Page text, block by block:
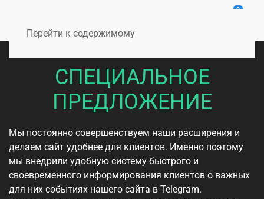
Перейти к содержимому
0
СПЕЦИАЛЬНОЕ
ПРЕДЛОЖЕНИЕ
Мы постоянно совершенствуем наши расширения и
делаем сайт удобнее для клиентов. Именно поэтому
мы внедрили удобную систему быстрого и
своевременного информирования клиентов о важных
для них событиях нашего сайта в Telegram.